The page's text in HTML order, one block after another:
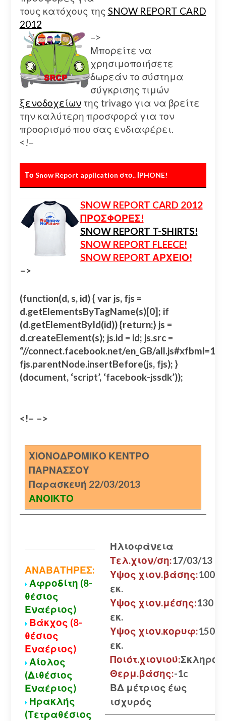
τους κατόχους της SNOW REPORT CARD
2012
–>
Μπορείτε να
χρησιμοποιήσετε
δωρεάν το σύστημα
σύγκρισης τιμών
ξενοδοχείωντης trivago για να βρείτε
την καλύτερη προσφορά για τον
προορισμό που σας ενδιαφέρει.
<!–
Το Snow Report application στο.. ΙPHONE!
SNOW REPORT CARD 2012
ΠΡΟΣΦΟΡΕΣ!
SNOW REPORT T-SHIRTS!
SNOW REPORT FLEECE!
SNOW REPORT ΑΡΧΕΙΟ!
–>
(function(d, s, id) { var js, fjs =
d.getElementsByTagName(s)[0]; if
(d.getElementById(id)) {return;} js =
d.createElement(s); js.id = id; js.src =
“//connect.facebook.net/en_GB/
fjs.parentNode.insertBefore(js, fjs); }
(document, ‘script’, ‘facebook-jssdk’));
<!– –>
ΧΙΟΝΟΔΡΟΜΙΚΟ ΚΕΝΤΡΟ
ΠΑΡΝΑΣΣΟΥ
Παρασκευή 22/03/2013
ΑΝΟΙΚΤΟ
ΑΝΑΒΑΤΗΡΕΣ:
Αφροδίτη (8-
θέσιος
Εναέριος)
Βάκχος (8-
θέσιος
Εναέριος)
Αίολος
(Διθέσιος
Εναέριος)
Ηρακλής
(Τετραθέσιος
Ηλιοφάνεια
Τελ.χιον/ση:17/03/13
Υψος χιον.βάσης:100
εκ.
Υψος χιον.μέσης:130
εκ.
Υψος χιον.κορυφ:150
εκ.
Ποιότ.χιονιού:Σκληρό
Θερμ.βάσης:-1c
ΒΔ μέτριος έως
ισχυρός